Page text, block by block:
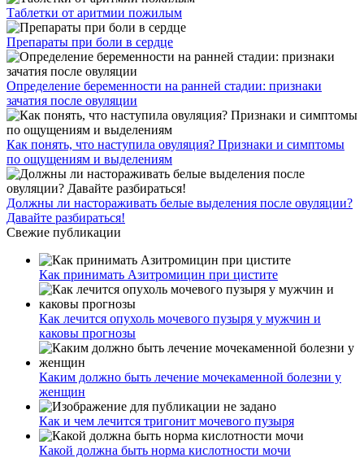
Таблетки от аритмии пожилым
Препараты при боли в сердце
Определение беременности на ранней стадии: признаки
зачатия после овуляции
Как понять, что наступила овуляция? Признаки и симптомы
по ощущениям и выделениям
Должны ли настораживать белые выделения после овуляции?
Давайте разбираться!
Свежие публикации
Как принимать Азитромицин при цистите
Как лечится опухоль мочевого пузыря у мужчин и
каковы прогнозы
Каким должно быть лечение мочекаменной болезни у
женщин
Как и чем лечится тригонит мочевого пузыря
Какой должна быть норма кислотности мочи